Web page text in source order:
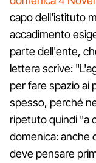
capo dell'istituto
accadimento
parte dell'ente,
lettera scrive:
per fare spazio ai
spesso, perché
ripetuto quindi "a
domenica: anche
deve pensare